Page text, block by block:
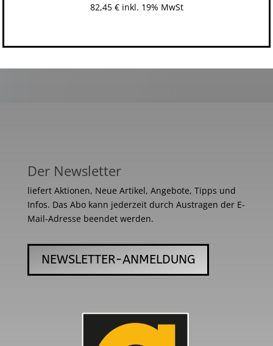
82,45 € inkl. 19% MwSt
Der Newsletter
liefert Aktionen, Neue Artikel, Angebote, Tipps und
Infos. Das Abo kann jederzeit durch Austragen der E-
Mail-Adresse beendet werden.
NEWSLETTER-ANMELDUNG